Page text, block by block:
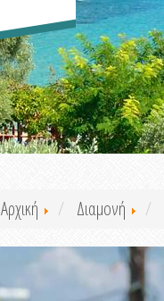
Αρχική Διαμονή